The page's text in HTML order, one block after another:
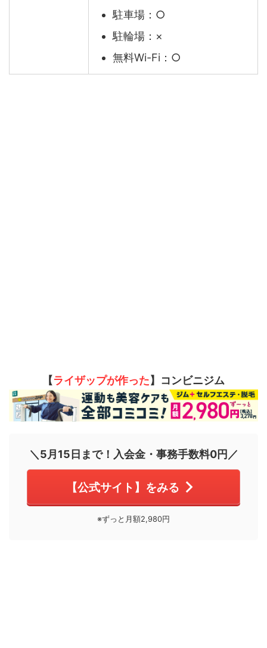
駐車場：○
駐輪場：×
無料Wi-Fi：○
【ライザップが作った】コンビニジム
＼5月15日まで！入会金・事務手数料0円／
【公式サイト】をみる
※ずっと月額2,980円